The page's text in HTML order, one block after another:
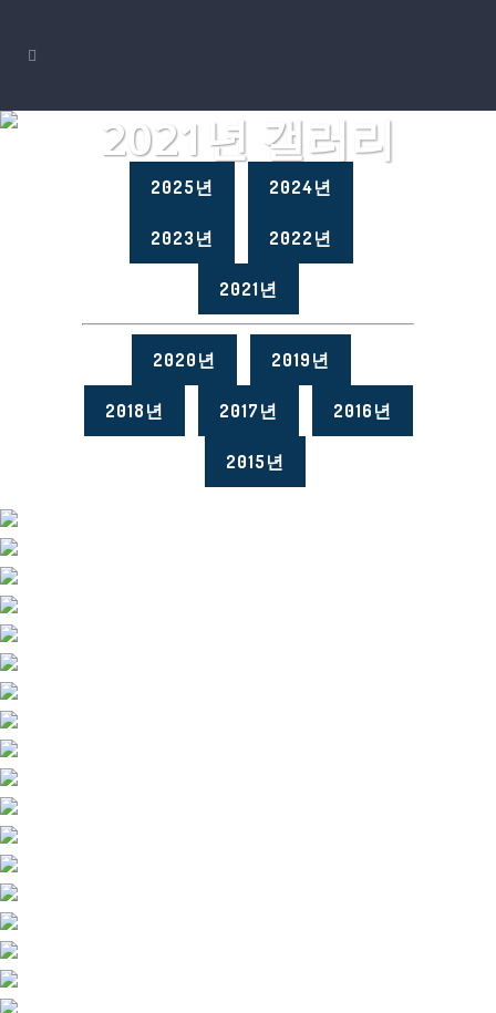
2021년 갤러리
2025년 2024년
2023년 2022년
2021년
2020년 2019년
2018년 2017년 2016년
2015년